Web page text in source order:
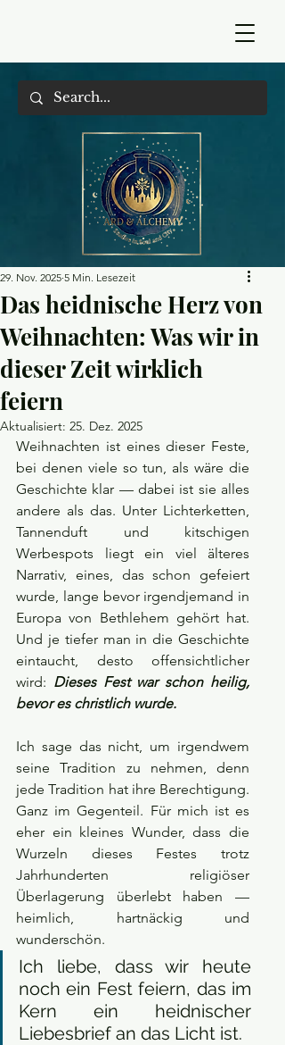
Das heidnische Herz von
Weihnachten: Was wir in
dieser Zeit wirklich
feiern
29. Nov. 2025 5 Min. Lesezeit
Aktualisiert: 25. Dez. 2025
Weihnachten ist eines dieser Feste,
bei denen viele so tun, als wäre die
Geschichte klar — dabei ist sie alles
andere als das. Unter Lichterketten,
Tannenduft und kitschigen
Werbespots liegt ein viel älteres
Narrativ, eines, das schon gefeiert
wurde, lange bevor irgendjemand in
Europa von Bethlehem gehört hat.
Und je tiefer man in die Geschichte
eintaucht, desto offensichtlicher
wird: Dieses Fest war schon heilig,
bevor es christlich wurde.
Ich sage das nicht, um irgendwem
seine Tradition zu nehmen, denn
jede Tradition hat ihre Berechtigung.
Ganz im Gegenteil. Für mich ist es
eher ein kleines Wunder, dass die
Wurzeln dieses Festes trotz
Jahrhunderten religiöser
Überlagerung überlebt haben —
heimlich, hartnäckig und
wunderschön.
Ich liebe, dass wir heute
noch ein Fest feiern, das im
Kern ein heidnischer
Liebesbrief an das Licht ist.